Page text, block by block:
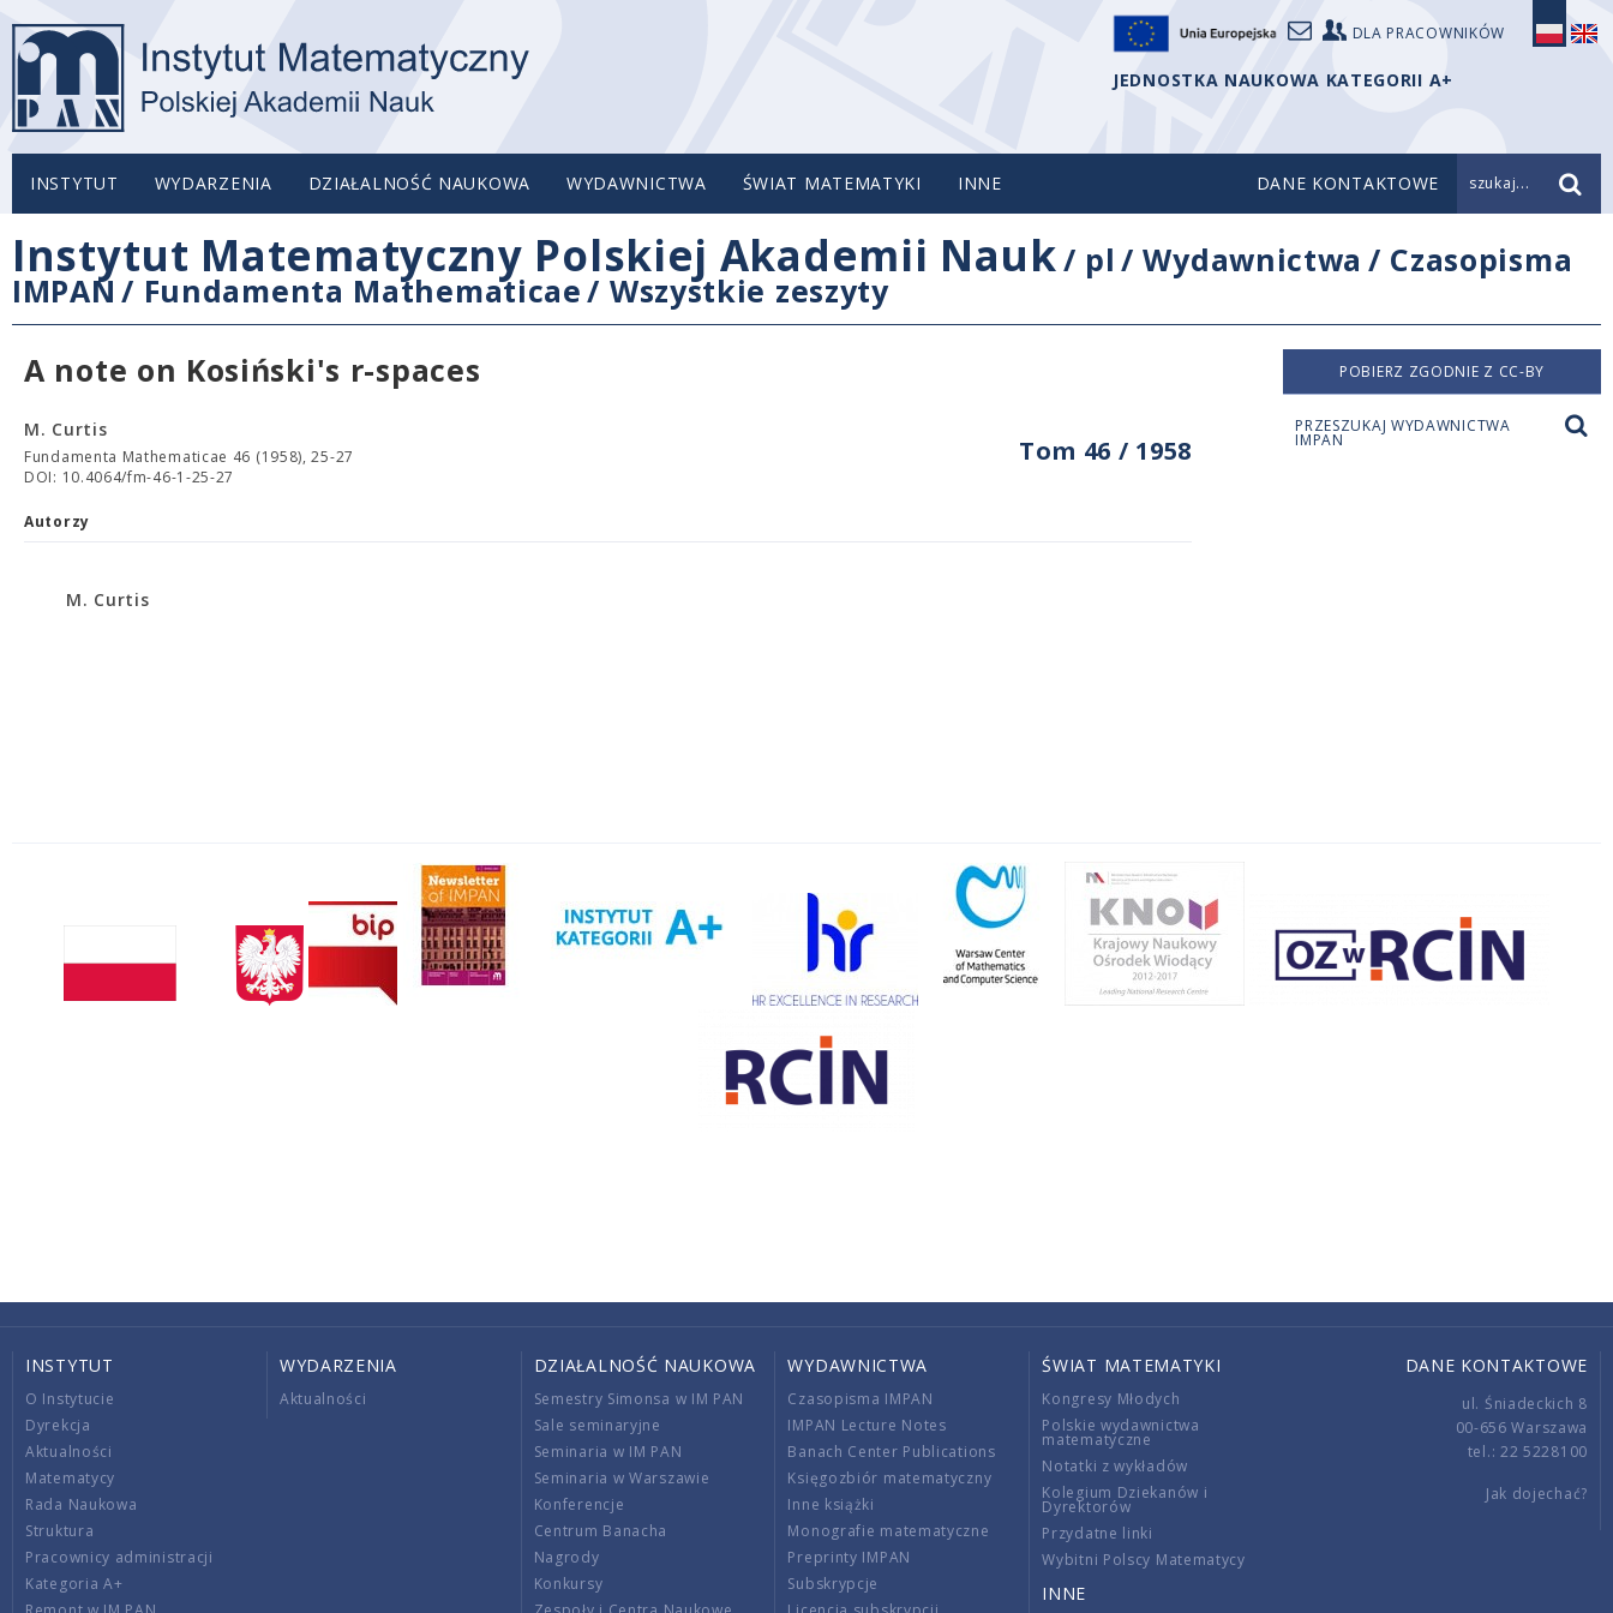
DLA PRACOWNIKÓW
JEDNOSTKA NAUKOWA KATEGORII A+
INSTYTUT WYDARZENIA DZIAŁALNOŚĆ NAUKOWA WYDAWNICTWA ŚWIAT MATEMATYKI INNE DANE KONTAKTOWE szukaj...
Instytut Matematyczny Polskiej Akademii Nauk/ pl /Wydawnictwa / Czasopisma
IMPAN / Fundamenta Mathematicae/ Wszystkie zeszyty
A note on Kosiński's r-spaces
Tom 46 / 1958
M. Curtis
Fundamenta Mathematicae 46 (1958), 25-27
DOI: 10.4064/fm-46-1-25-27
Autorzy
M. Curtis
POBIERZ ZGODNIE Z CC-BY
PRZESZUKAJ WYDAWNICTWA
IMPAN
INSTYTUT
O Instytucie
Dyrekcja
Aktualności
Matematycy
Rada Naukowa
Struktura
Pracownicy administracji
Kategoria A+
WYDARZENIA
Aktualności
DZIAŁALNOŚĆ NAUKOWA
Semestry Simonsa w IM PAN
Sale seminaryjne
Seminaria w IM PAN
Seminaria w Warszawie
Konferencje
Centrum Banacha
Nagrody
Konkursy
WYDAWNICTWA
Czasopisma IMPAN
IMPAN Lecture Notes
Banach Center Publications
Księgozbiór matematyczny
Inne książki
Monografie matematyczne
Preprinty IMPAN
Subskrypcje
ŚWIAT MATEMATYKI
Kongresy Młodych
Polskie wydawnictwa
matematyczne
Notatki z wykładów
Kolegium Dziekanów i
Dyrektorów
Przydatne linki
Wybitni Polscy Matematycy
INNE
DANE KONTAKTOWE
ul. Śniadeckich 8
00-656 Warszawa
tel.: 22 5228100
Jak dojechać?